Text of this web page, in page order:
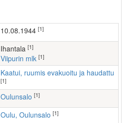
10.08.1944 [1]
Ihantala [1]
Viipurin mlk [1]
Kaatui, ruumis evakuoitu ja haudattu
[1]
Oulunsalo [1]
Oulu, Oulunsalo [1]